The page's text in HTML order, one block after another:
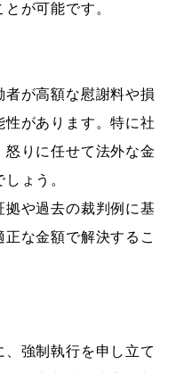
が可能です。
が高額な慰謝料や損
があります。特に社
りに任せて法外な金
ょう。
や過去の裁判例に基
な金額で解決するこ
強制執行を申し立て